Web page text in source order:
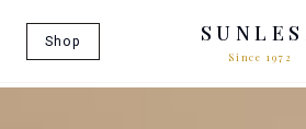
Since 1972
Shop